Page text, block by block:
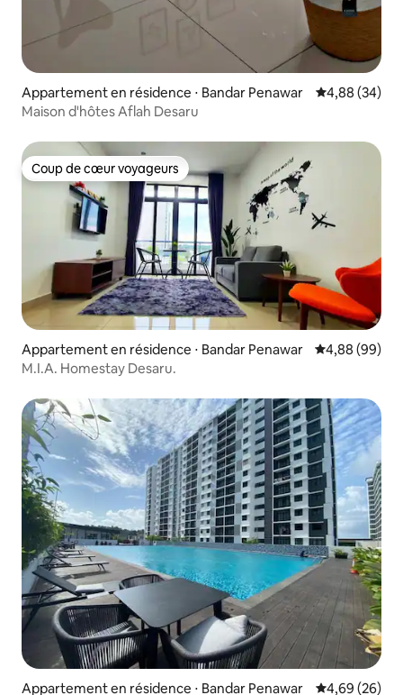
Appartement en résidence ⋅ Bandar Penawar Évaluation
4,88 (34)
Maison d'hôtes Aflah Desaru
Coup de cœur voyageurs
Coup de cœur voyageurs
Appartement en résidence ⋅ Bandar Penawar Évaluation
4,88 (99)
M.I.A. Homestay Desaru.
Appartement en résidence ⋅ Bandar Penawar Évaluation
4,69 (26)